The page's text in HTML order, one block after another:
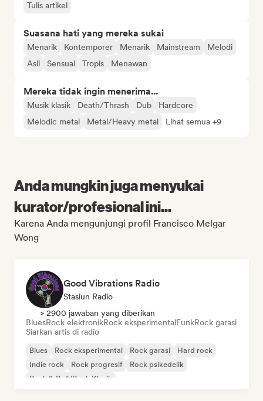
Tulis artikel
Suasana hati yang mereka sukai
Menarik Kontemporer Menarik Mainstream
Melodi
Asli
Sensual Tropis Menawan
Mereka tidak ingin menerima...
Musik klasik Death/Thrash Dub
Hardcore
Melodic metal
Metal/Heavy metal Lihat semua +9
Anda mungkin juga menyukai
kurator/profesional ini...
Karena Anda mengunjungi profil Francisco Melgar
Wong
Good Vibrations Radio
Stasiun Radio
> 2900 jawaban yang diberikan
BluesRock elektronikRock eksperimentalFunkRock garasi
Siarkan artis di radio
Blues Rock eksperimental Rock garasi
Hard rock
Indie rock
Rock progresif
Rock psikedelik
Rock & Roll/Rock Klasik